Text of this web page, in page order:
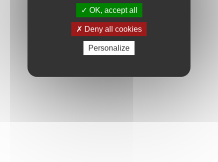
OK, accept all
Deny all cookies
Personalize